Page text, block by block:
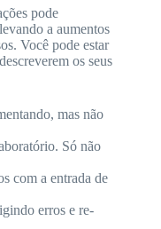
pode
a aumentos
Você pode estar
os seus
mas não
Só não
com a entrada de
erros e re-